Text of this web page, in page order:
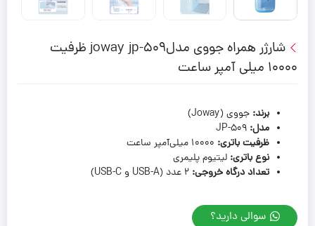
شارژر همراه جووی مدلjoway jp-509 ظرفیت
10000 میلی آمپر ساعت
برند: جووی (Joway)
مدل:
ظرفیت باتری:
نوع باتری: لیتیوم پلیمری
تعداد درگاه خروجی:
سوالی دارید؟